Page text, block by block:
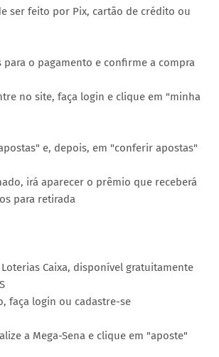
ser feito por Pix, cartão de crédito ou
para o pagamento e confirme a compra
no site, faça login e clique em "minha
e, depois, em "conferir apostas"
irá aparecer o prêmio que receberá
para retirada
Caixa, disponível gratuitamente
faça login ou cadastre-se
a Mega-Sena e clique em "aposte"